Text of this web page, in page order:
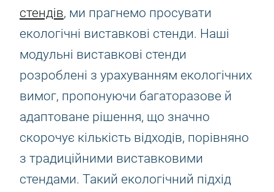
стендів, ми прагнемо просувати
екологічні виставкові стенди. Наші
модульні виставкові стенди
розроблені з урахуванням екологічних
вимог, пропонуючи багаторазове й
адаптоване рішення, що значно
скорочує кількість відходів, порівняно
з традиційними виставковими
стендами. Такий екологічний підхід